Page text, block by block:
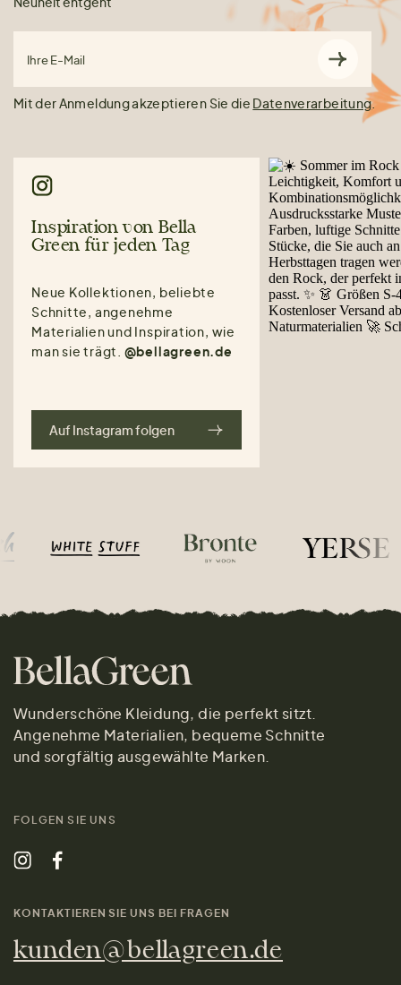
Ihre E-Mail
Mit der Anmeldung akzeptieren Sie die Datenverarbeitung.
Inspiration von Bella
Green für jeden Tag
Neue Kollektionen, beliebte
Schnitte, angenehme
Materialien und Inspiration, wie
man sie trägt. @bellagreen.de
Auf Instagram folgen
Wunderschöne Kleidung, die perfekt sitzt.
Angenehme Materialien, bequeme Schnitte
und sorgfältig ausgewählte Marken.
FOLGEN SIE UNS
KONTAKTIEREN SIE UNS BEI FRAGEN
kunden@bellagreen.de